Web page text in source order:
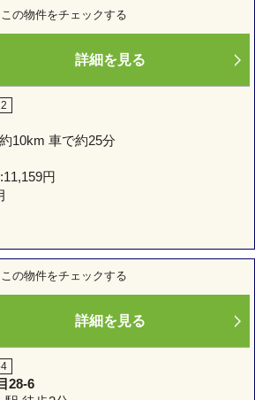
この物件をチェックする
詳細を見る
10km 車で約25分
円
この物件をチェックする
詳細を見る
28-6